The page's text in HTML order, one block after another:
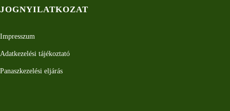
JOGNYILATKOZAT
Impresszum
Adatkezelési tájékoztató
Panaszkezelési eljárás